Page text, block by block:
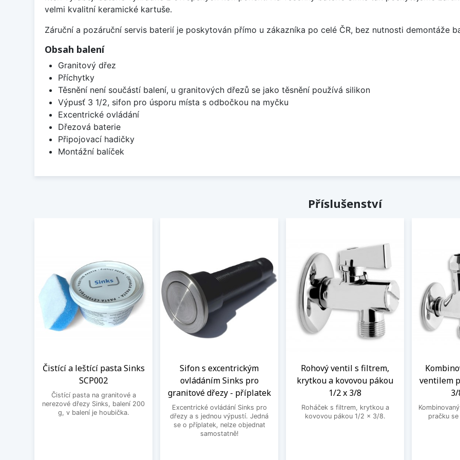
velmi kvalitní keramické kartuše.
Záruční a pozáruční servis baterií je poskytován přímo u zákazníka po celé ČR, bez nutnosti demontáže
Obsah balení
Granitový dřez
Příchytky
Těsnění není součástí balení, u granitových dřezů se jako těsnění používá silikon
Výpusť 3 1/2, sifon pro úsporu místa s odbočkou na myčku
Excentrické ovládání
Dřezová baterie
Připojovací hadičky
Montážní balíček
Příslušenství
Čistící a leštící pasta Sinks
SCP002
Čistící pasta na granitové a
nerezové dřezy Sinks, balení 200
g, v balení je houbička.
Sifon s excentrickým
ovládáním Sinks pro
granitové dřezy - příplatek
Excentrické ovládání Sinks pro
dřezy a s jednou výpustí. Jedná
se o příplatek, nelze objednat
samostatně!
Rohový ventil s filtrem,
krytkou a kovovou pákou
1/2 x 3/8
Roháček s filtrem, krytkou a
kovovou pákou 1/2 x 3/8.
ventilem
pračku